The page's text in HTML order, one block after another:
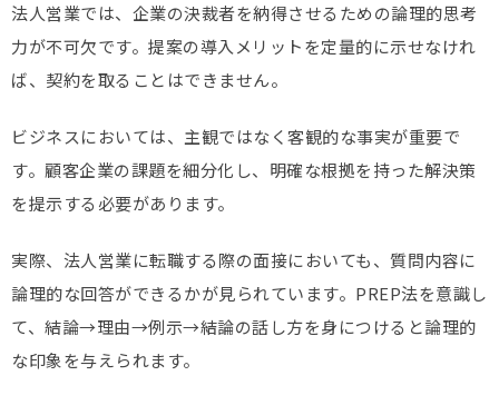
法人営業では、企業の決裁者を納得させるための論理的思考
力が不可欠です。提案の導入メリットを定量的に示せなけれ
ば、契約を取ることはできません。
ビジネスにおいては、主観ではなく客観的な事実が重要で
す。顧客企業の課題を細分化し、明確な根拠を持った解決策
を提示する必要があります。
実際、法人営業に転職する際の面接においても、質問内容に
論理的な回答ができるかが見られています。PREP法を意識し
て、結論→理由→例示→結論の話し方を身につけると論理的
な印象を与えられます。